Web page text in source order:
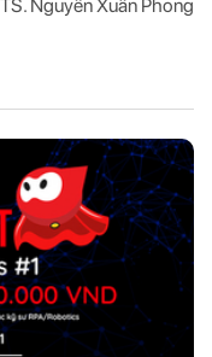
Nguyễn Xuân Phong